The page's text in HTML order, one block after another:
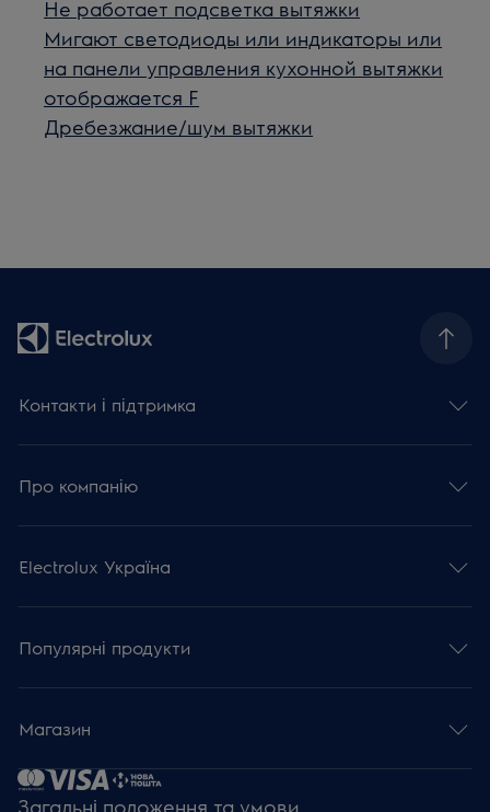
Не работает подсветка вытяжки
Мигают светодиоды или индикаторы или
на панели управления кухонной вытяжки
отображается F
Дребезжание/шум вытяжки
Контакти і підтримка
Про компанію
Electrolux Україна
Популярні продукти
Магазин
Загальні положення та умови